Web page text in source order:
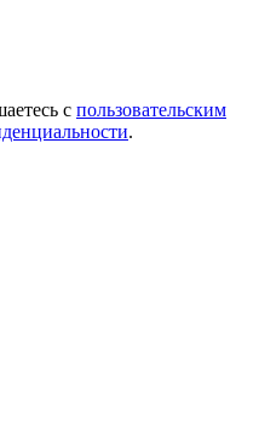
с пользовательским
.